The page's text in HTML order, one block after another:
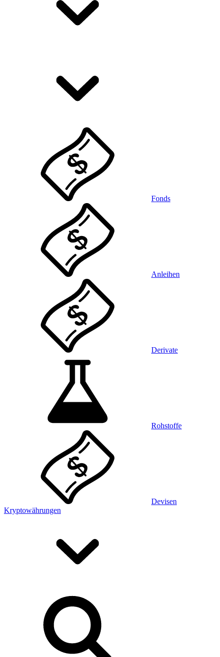
Fonds
Anleihen
Derivate
Rohstoffe
Devisen
Kryptowährungen